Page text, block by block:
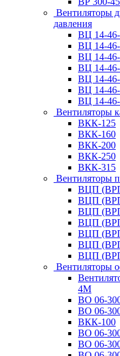
Вентиляторы
давления
ВЦ 14-
ВЦ 14-
ВЦ 14-
ВЦ 14-
ВЦ 14-
ВЦ 14-
ВЦ 14-
Вентиляторы
ВКК-125
ВКК-160
ВКК-200
ВКК-250
ВКК-315
Вентиляторы
ВЦП
ВЦП
ВЦП
ВЦП
ВЦП
ВЦП
ВЦП
Вентиляторы
4М
ВО 06-
ВО 06-
ВКК-100
ВО 06-
ВО 06-